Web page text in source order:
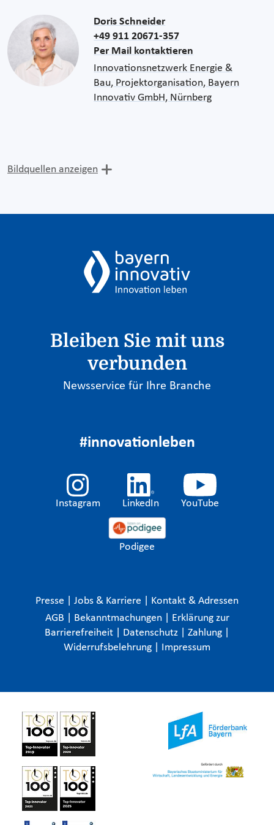
Doris Schneider
+49 911 20671-357
Per Mail kontaktieren
Innovationsnetzwerk Energie &
Bau, Projektorganisation, Bayern
Innovativ GmbH, Nürnberg
Bildquellen anzeigen
Bleiben Sie mit uns
verbunden
Newsservice für Ihre Branche
#innovationleben
Instagram LinkedIn YouTube
Podigee
Presse Jobs & Karriere
Kontakt & Adressen
AGB
Bekanntmachungen
Erklärung zur
Barrierefreiheit
Datenschutz Zahlung
Widerrufsbelehrung
Impressum